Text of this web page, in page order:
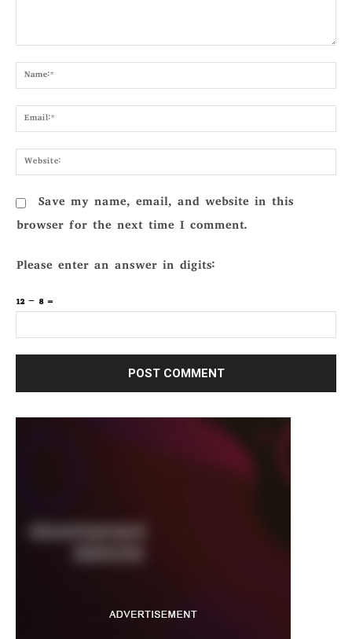
Save my name, email, and website in this
browser for the next time I comment.
Please enter an answer in digits:
12 − 8 =